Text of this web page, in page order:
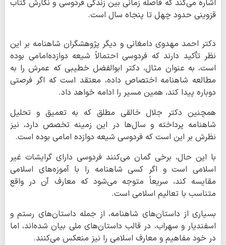
اشاره می‌کند که فاصله زمانی بین زندگی فردوسی و نگارش کتاب
قزوینی حدود چهل تا پنجاه سال است.
دکتر احمد مهدوی دامغانی و دیگر پژوهشگران شاهنامه بر این
نظر تأکید دارند که فردوسی احتمالاً شیعه دوازده‌امامی بوده
است، به عنوان مثال، دکتر ابوالفضل خطیبی که عمرش را به
مطالعه شاهنامه اختصاص داده، معتقد است که اگر فرصتی
دوباره پیدا کند، همین مسیر را ادامه خواهد داد.
همچنین دکتر جلال خالقی مطلق که به تعمیق و تحلیل
شاهنامه پرداخته و سال‌ها در این زمینه تخصص دارد، نیز
نظرش بر این است که فردوسی شیعه دوازده‌ امامی بوده است.
با این حال، برخی گمان می‌کنند فردوسی دارای گرایشات غیر
اسلامی است و اگر کسی شاهنامه را با آموزه‌های اسلامی
مقایسه کند، سریعاً متوجه می‌شود که معارف آن در واقع
متناسب با تعالیم اسلامی است.
بسیاری از داستان‌های شاهنامه، از جمله داستان‌های رستم و
اسفندیار و سهراب، در قالب داستان‌های ملی بیان شده‌اند، اما
در خود مفاهیم و معارف اسلامی را نیز منعکس می‌کنند.